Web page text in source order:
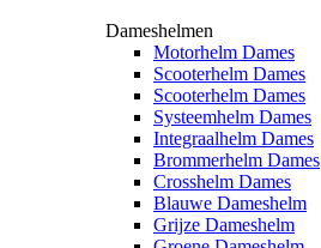
Dameshelmen
Motorhelm Dames
Scooterhelm Dames
Scooterhelm Dames
Systeemhelm Dames
Integraalhelm Dames
Brommerhelm Dames
Crosshelm Dames
Blauwe Dameshelm
Grijze Dameshelm